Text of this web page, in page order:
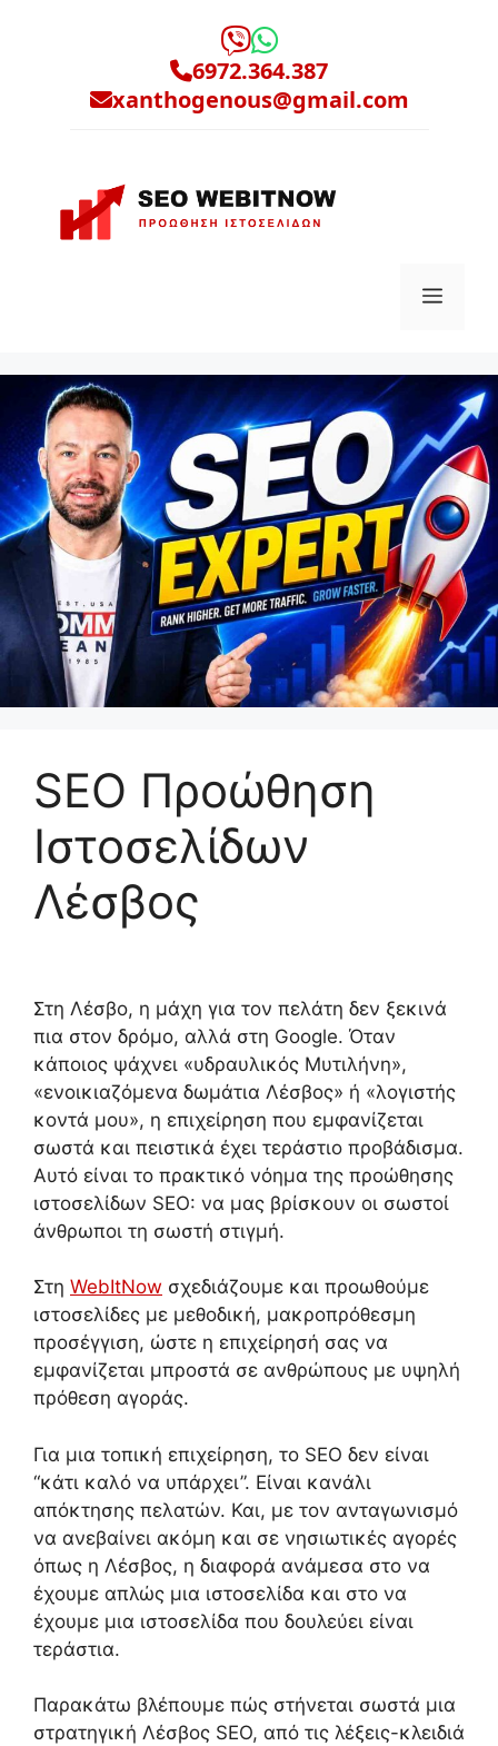
6972.364.387
xanthogenous@gmail.com
SEO Προώθηση
Ιστοσελίδων
Λέσβος
Στη Λέσβο, η μάχη για τον πελάτη δεν ξεκινά
πια στον δρόμο, αλλά στη Google. Όταν
κάποιος ψάχνει «υδραυλικός Μυτιλήνη»,
«ενοικιαζόμενα δωμάτια Λέσβος» ή «λογιστής
κοντά μου», η επιχείρηση που εμφανίζεται
σωστά και πειστικά έχει τεράστιο προβάδισμα.
Αυτό είναι το πρακτικό νόημα της προώθησης
ιστοσελίδων SEO: να μας βρίσκουν οι σωστοί
άνθρωποι τη σωστή στιγμή.
Στη WebItNow σχεδιάζουμε και προωθούμε
ιστοσελίδες με μεθοδική, μακροπρόθεσμη
προσέγγιση, ώστε η επιχείρησή σας να
εμφανίζεται μπροστά σε ανθρώπους με υψηλή
πρόθεση αγοράς.
Για μια τοπική επιχείρηση, το SEO δεν είναι
“κάτι καλό να υπάρχει”. Είναι κανάλι
απόκτησης πελατών. Και, με τον ανταγωνισμό
να ανεβαίνει ακόμη και σε νησιωτικές αγορές
όπως η Λέσβος, η διαφορά ανάμεσα στο να
έχουμε απλώς μια ιστοσελίδα και στο να
έχουμε μια ιστοσελίδα που δουλεύει είναι
τεράστια.
Παρακάτω βλέπουμε πώς στήνεται σωστά μια
στρατηγική Λέσβος SEO, από τις λέξεις-κλειδιά